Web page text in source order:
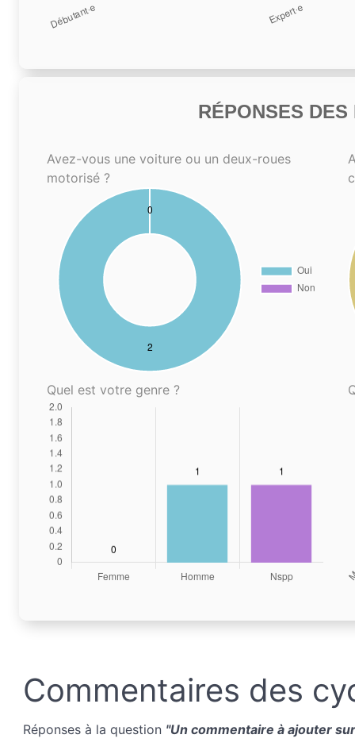
RÉPONSES
Avez-vous une voiture ou un deux-roues
motorisé ?
Quel est votre genre ?
Commentaires des
Réponses à la question "Un commentaire à ajouter